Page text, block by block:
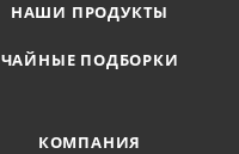
НАШИ ПРОДУКТЫ
ЧАЙНЫЕ ПОДБОРКИ
КОМПАНИЯ